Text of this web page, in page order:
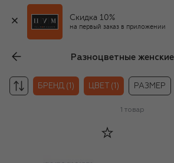
Скидка 10%
на первый заказ в приложении
БРЕНД (1) ЦВЕТ (1) РАЗМЕР
1 товар